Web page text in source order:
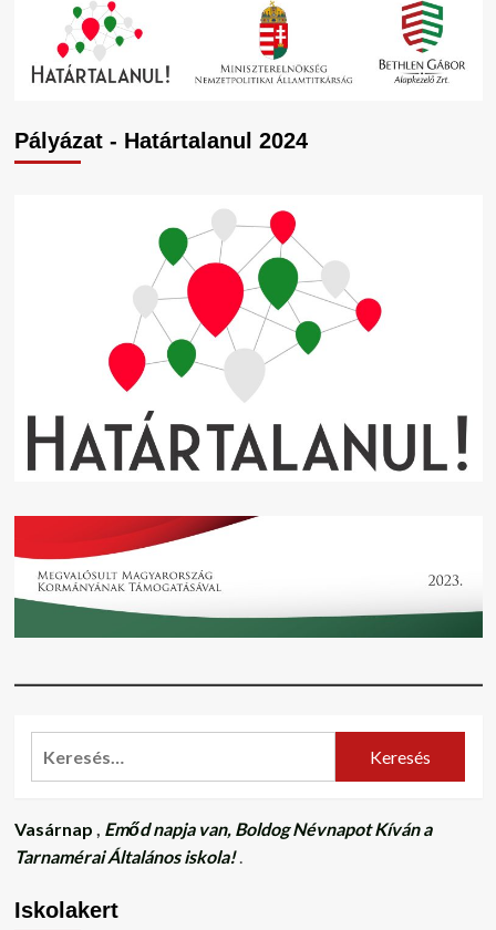
Pályázat - Határtalanul 2024
Vasárnap , Emőd napja van, Boldog Névnapot Kíván a
Tarnamérai Általános iskola!.
Iskolakert